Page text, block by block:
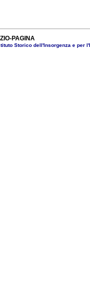
PAGINA
Storico dell'Insorgenza e per